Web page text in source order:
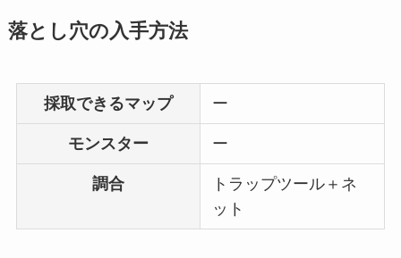
落とし穴の入手方法
採取できるマップ ー
モンスター ー
調合
トラップツール＋ネ
ット